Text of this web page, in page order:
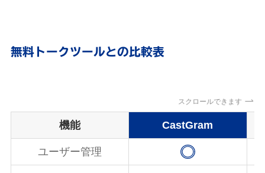
無料トークツールとの比較表
スクロールできます
機能 CastGram
ユーザー管理